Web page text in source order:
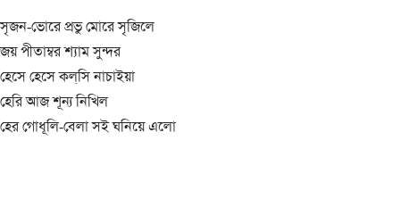
সৃজন-ভোরে প্রভু মোরে সৃজিলে
জয় পীতাম্বর শ্যাম সুন্দর
হেসে হেসে কল্‌সি নাচাইয়া
হেরি আজ শূন্য নিখিল
হের গোধূলি-বেলা সই ঘনিয়ে এলো